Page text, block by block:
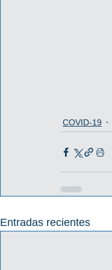
COVID-19
Entradas recientes